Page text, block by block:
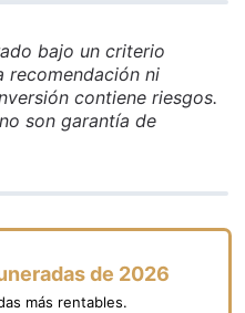
bajo un criterio
recomendación ni
contiene riesgos.
son garantía de
de 2026
más rentables.